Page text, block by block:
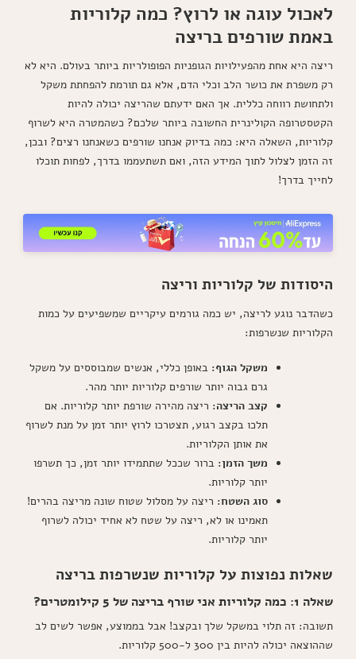
גלו
לאכול עוגה או לרוץ? כמה קלוריות
באמת שורפים בריצה
ריצה היא אחת מהפעילויות הגופניות הפופולריות ביותר בעולם. היא לא
רק משפרת את כושר הלב וכלי הדם, אלא גם תורמת להפחתת משקל
ולתחושת רווחה כללית. אך האם ידעתם שהריצה יכולה להיות
הקטסטרופה הקולינרית החשובה ביותר שלכם? כשהמטרה היא לשרוף
קלוריות, השאלה היא: כמה בדיוק אנחנו שורפים כשאנחנו רצים? ובכן,
זה הזמן לצלול לתוך המידע הזה, ואם תשתעממו בדרך, לפחות תוכלו
לחייך בדרך!
היסודות של קלוריות וריצה
כשהדבר נוגע לריצה, יש כמה גורמים עיקריים שמשפיעים על כמות
הקלוריות שנשרפות:
משקל הגוף: באופן כללי, אנשים שמבוססים על משקל
גרם גבוה יותר שורפים קלוריות יותר מהר.
קצב הריצה: ריצה מהירה שורפת יותר קלוריות. אם
תלכו בקצב רגוע, תצטרכו לרוץ יותר זמן על מנת לשרוף
את אותן הקלוריות.
משך הזמן: ברור שככל שתתמידו יותר זמן, כך תשרפו
יותר קלוריות.
סוג השטח: ריצה על מסלול שטוח שונה מריצה בהרים!
תאמינו או לא, ריצה על שטח לא אחיד יכולה לשרוף
יותר קלוריות.
שאלות נפוצות על קלוריות שנשרפות בריצה
שאלה 1: כמה קלוריות אני שורף בריצה של 5 קילומטרים?
תשובה: זה תלוי במשקל שלך ובקצב! אבל בממוצע, אפשר לשים לב
שההוצאה יכולה להיות בין 300 ל-500 קלוריות.